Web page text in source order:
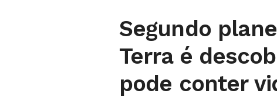
Segundo
Terra é
pode conter